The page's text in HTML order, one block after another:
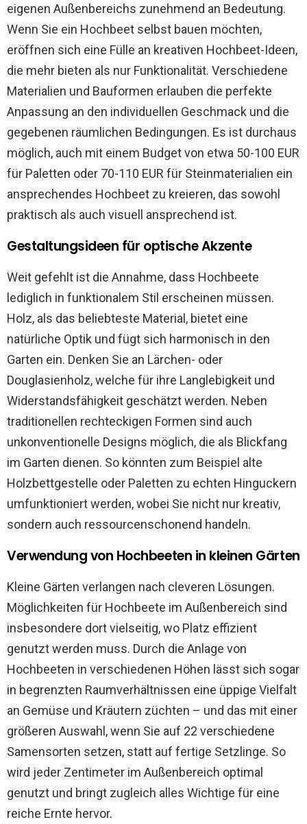
eigenen Außenbereichs zunehmend an Bedeutung.
Wenn Sie ein Hochbeet selbst bauen möchten,
eröffnen sich eine Fülle an kreativen Hochbeet-Ideen,
die mehr bieten als nur Funktionalität. Verschiedene
Materialien und Bauformen erlauben die perfekte
Anpassung an den individuellen Geschmack und die
gegebenen räumlichen Bedingungen. Es ist durchaus
möglich, auch mit einem Budget von etwa 50-100 EUR
für Paletten oder 70-110 EUR für Steinmaterialien ein
ansprechendes Hochbeet zu kreieren, das sowohl
praktisch als auch visuell ansprechend ist.
Gestaltungsideen für optische Akzente
Weit gefehlt ist die Annahme, dass Hochbeete
lediglich in funktionalem Stil erscheinen müssen.
Holz, als das beliebteste Material, bietet eine
natürliche Optik und fügt sich harmonisch in den
Garten ein. Denken Sie an Lärchen- oder
Douglasienholz, welche für ihre Langlebigkeit und
Widerstandsfähigkeit geschätzt werden. Neben
traditionellen rechteckigen Formen sind auch
unkonventionelle Designs möglich, die als Blickfang
im Garten dienen. So könnten zum Beispiel alte
Holzbettgestelle oder Paletten zu echten Hinguckern
umfunktioniert werden, wobei Sie nicht nur kreativ,
sondern auch ressourcenschonend handeln.
Verwendung von Hochbeeten in kleinen Gärten
Kleine Gärten verlangen nach cleveren Lösungen.
Möglichkeiten für Hochbeete im Außenbereich sind
insbesondere dort vielseitig, wo Platz effizient
genutzt werden muss. Durch die Anlage von
Hochbeeten in verschiedenen Höhen lässt sich sogar
in begrenzten Raumverhältnissen eine üppige Vielfalt
an Gemüse und Kräutern züchten – und das mit einer
größeren Auswahl, wenn Sie auf 22 verschiedene
Samensorten setzen, statt auf fertige Setzlinge. So
wird jeder Zentimeter im Außenbereich optimal
genutzt und bringt zugleich alles Wichtige für eine
reiche Ernte hervor.